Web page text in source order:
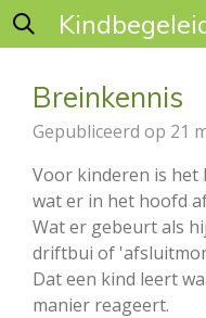
Ga
direct
hoofdinhoud
Breinkennis
Gepubliceerd op 21
Voor kinderen is het
wat er in het hoofd
Wat er gebeurt als
driftbui of
Dat een kind leert
manier reageert.